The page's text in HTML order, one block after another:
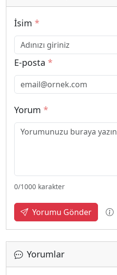
İsim *
E-posta *
Yorum *
0/1000 karakter
Yorumu Gönder
Yorumlar